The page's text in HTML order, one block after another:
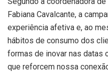
Fabiana Cavalcante, a
experiência afetiva e, ao
hábitos de consumo dos
formas de inovar nas datas
que reforcem nossa